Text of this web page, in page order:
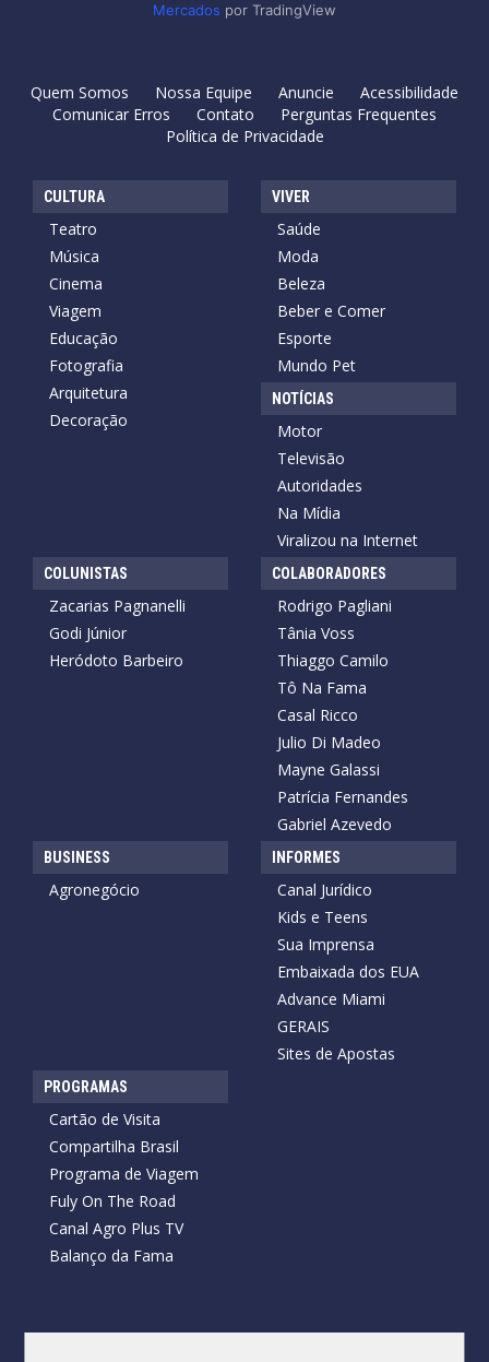
Mercados por TradingView
Quem Somos Nossa Equipe Anuncie
Acessibilidade
Comunicar Erros
Contato
Perguntas Frequentes
Política de Privacidade
CULTURA
Teatro
Música
Cinema
Viagem
Educação
Fotografia
Arquitetura
Decoração
VIVER
Saúde
Moda
Beleza
Beber e Comer
Esporte
Mundo Pet
NOTÍCIAS
Motor
Televisão
Autoridades
Na Mídia
Viralizou na Internet
COLUNISTAS
Zacarias Pagnanelli
Godi Júnior
Heródoto Barbeiro
COLABORADORES
Rodrigo Pagliani
Tânia Voss
Thiaggo Camilo
Tô Na Fama
Casal Ricco
Julio Di Madeo
Mayne Galassi
Patrícia Fernandes
Gabriel Azevedo
BUSINESS
Agronegócio
INFORMES
Canal Jurídico
Kids e Teens
Sua Imprensa
Embaixada dos EUA
Advance Miami
GERAIS
Sites de Apostas
PROGRAMAS
Cartão de Visita
Compartilha Brasil
Programa de Viagem
Fuly On The Road
Canal Agro Plus TV
Balanço da Fama